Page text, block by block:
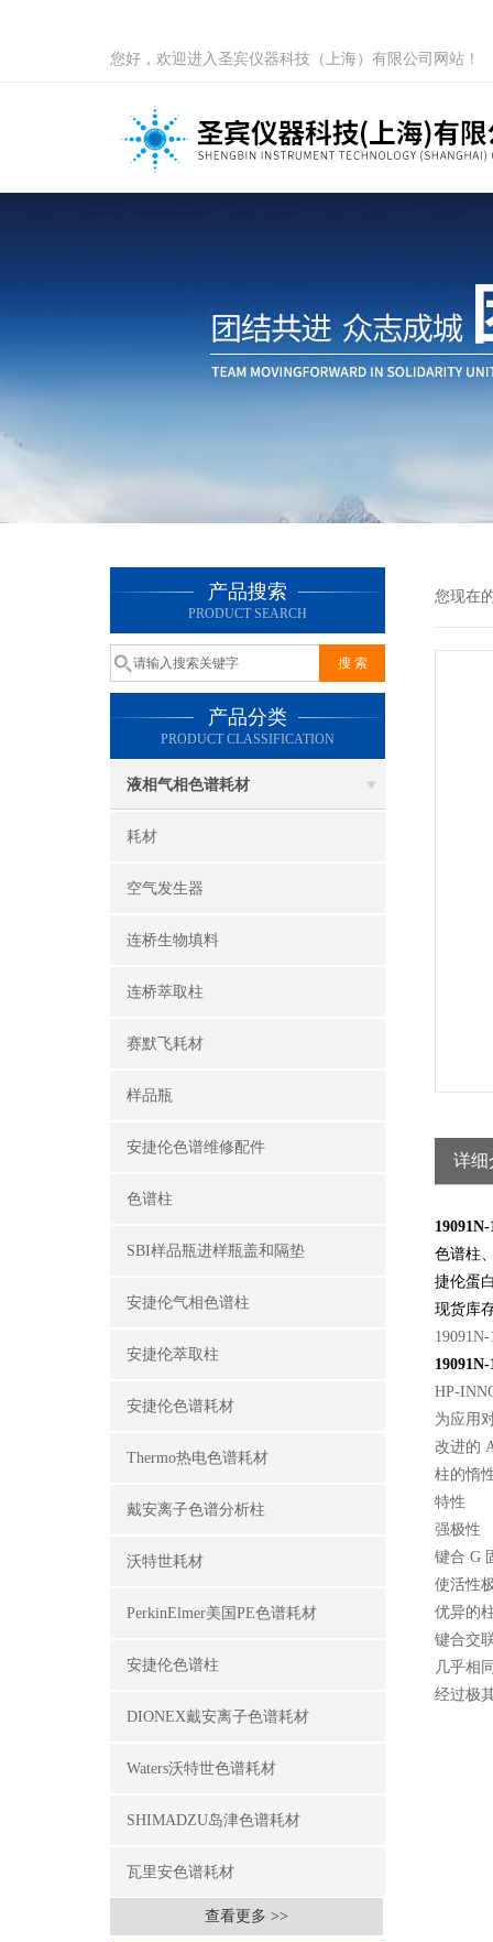
您好，欢迎进入圣宾仪器科技（上海）有限公司网站！
产品搜索
PRODUCT SEARCH
产品分类
PRODUCT CLASSIFICATION
液相气相色谱耗材
耗材
空气发生器
连桥生物填料
连桥萃取柱
赛默飞耗材
样品瓶
安捷伦色谱维修配件
色谱柱
SBI样品瓶进样瓶盖和隔垫
安捷伦气相色谱柱
安捷伦萃取柱
安捷伦色谱耗材
Thermo热电色谱耗材
戴安离子色谱分析柱
沃特世耗材
PerkinElmer美国PE色谱耗材
安捷伦色谱柱
DIONEX戴安离子色谱耗材
Waters沃特世色谱耗材
SHIMADZU岛津色谱耗材
瓦里安色谱耗材
查看更多 >>
您现在
详细
色谱柱
捷伦蛋
现货库
HP-
为应用
改进的
柱的惰
特性
强极性
键合 G
使活性
优异的
键合交
几乎相
经过极